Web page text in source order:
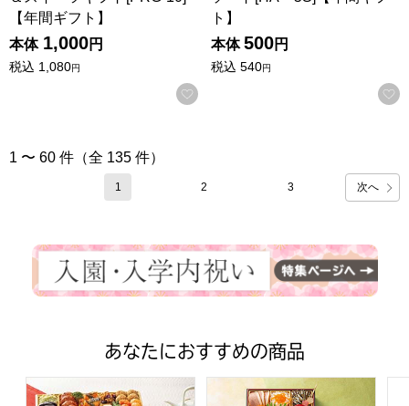
【年間ギフト】
本体 1,000円
税込 1,080円
お気に入りに登録する
ト】
本体 500円
税込 540円
1 〜 60 件（全 135 件）
1 2 3 次へ
あなたにおすすめの商品
トップバリュ 和洋中特大二段重「饗宴」(きょうえん)【4
トップバリュ 和風三段重「